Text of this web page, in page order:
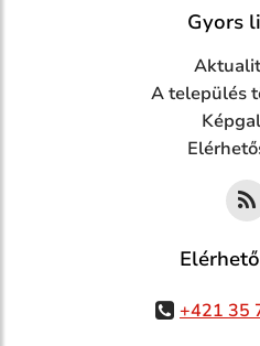
Gyors
A település
+421 35